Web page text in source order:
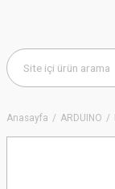
Anasayfa ARDUINO